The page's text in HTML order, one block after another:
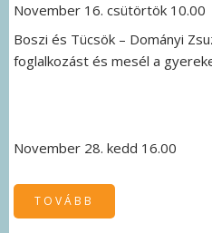
November 16. csütörtök 10.00
Boszi és Tücsök – Dományi
foglalkozást és mesél a
November 28. kedd 16.00
TOVÁBB
PROGRAMJAINK